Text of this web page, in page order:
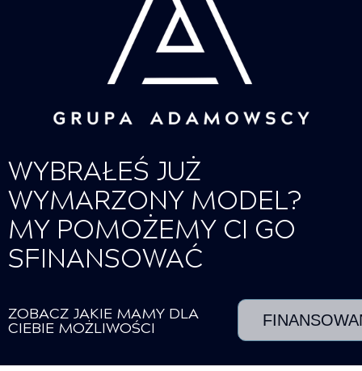
WYBRAŁEŚ JUŻ
WYMARZONY MODEL?
MY POMOŻEMY CI GO
SFINANSOWAĆ
ZOBACZ JAKIE MAMY DLA
CIEBIE MOŻLIWOŚCI